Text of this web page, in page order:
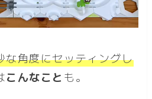
な角度にセッティングし
こんなこと も。